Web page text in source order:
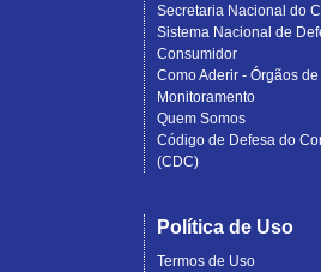
Secretaria Nacional do
Sistema Nacional de
Consumidor
Como Aderir - Órgãos de
Monitoramento
Quem Somos
Código de Defesa do
(CDC)
Política de Uso
Termos de Uso